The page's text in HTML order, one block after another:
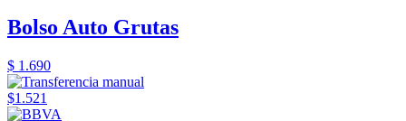
Bolso Auto Grutas
$ 1.690
$1.521